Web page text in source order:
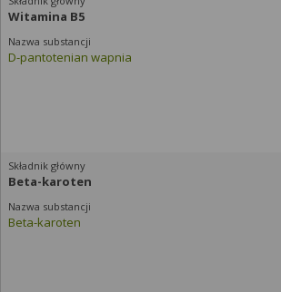
Witamina B5
D-pantotenian wapnia
Beta-karoten
Beta-karoten